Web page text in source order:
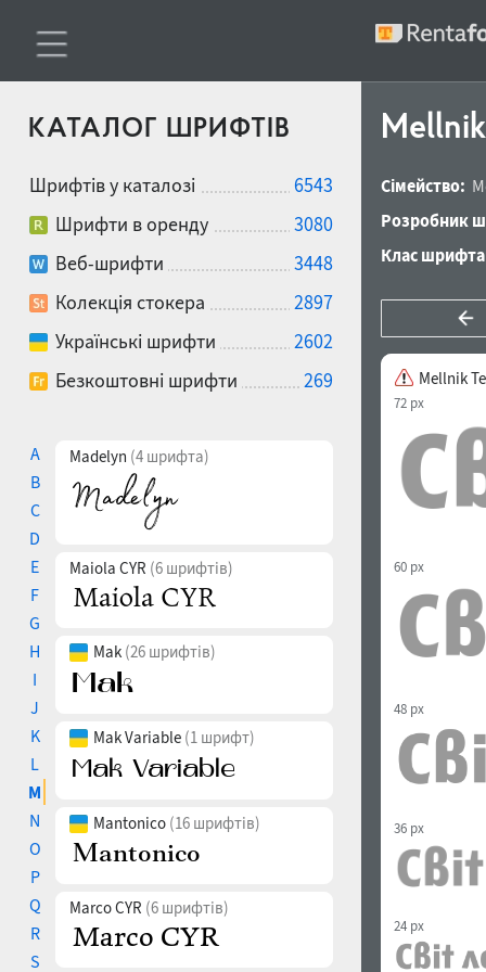
КАТАЛОГ ШРИФТІВ
Шрифтів у каталозі
6543
Шрифти в оренду
3080
Веб-шрифти
3448
Колекція стокера
2897
Українські шрифти
2602
Безкоштовні шрифти
269
A
B
C
D
E
F
G
H
I
J
K
L
M
N
O
P
Q
R
S
Madelyn (4 шрифта)
Maiola CYR (6 шрифтів)
Mak (26 шрифтів)
Mak Variable (1 шрифт)
Mantonico (16 шрифтів)
Marco CYR (6 шрифтів)
Сімейство:
Розробник
Клас
Mellnik
72 px
60 px
48 px
36 px
24 px